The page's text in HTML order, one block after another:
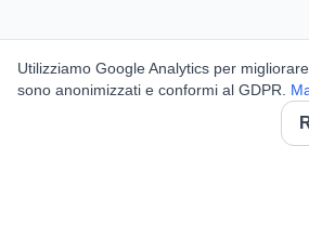
Utilizziamo Google Analytics per
sono anonimizzati e conformi al GDPR.